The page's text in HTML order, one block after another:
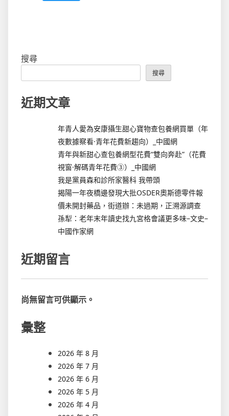
搜尋
搜尋
近期文章
年青人愛為安康攝生甜心寶物查包養網買單（年
夜數據察看·青年花費新趨向）_中國網
青年與新甜心查包養網型花費“雙向奔赴”（花費
視窗·解碼青年花費③）_中國網
我是黨員森和診所家醫科 我帶頭
揭陽一年夜橋邊發現大批OSDER奧斯德零件報
價未開封藥品，街道辦：未過期，正溯源調查
孫犁：老年末年讀史找九宮格會議更多味–文史–
中國作家網
近期留言
尚無留言可供顯示。
彙整
2026 年 8 月
2026 年 7 月
2026 年 6 月
2026 年 5 月
2026 年 4 月